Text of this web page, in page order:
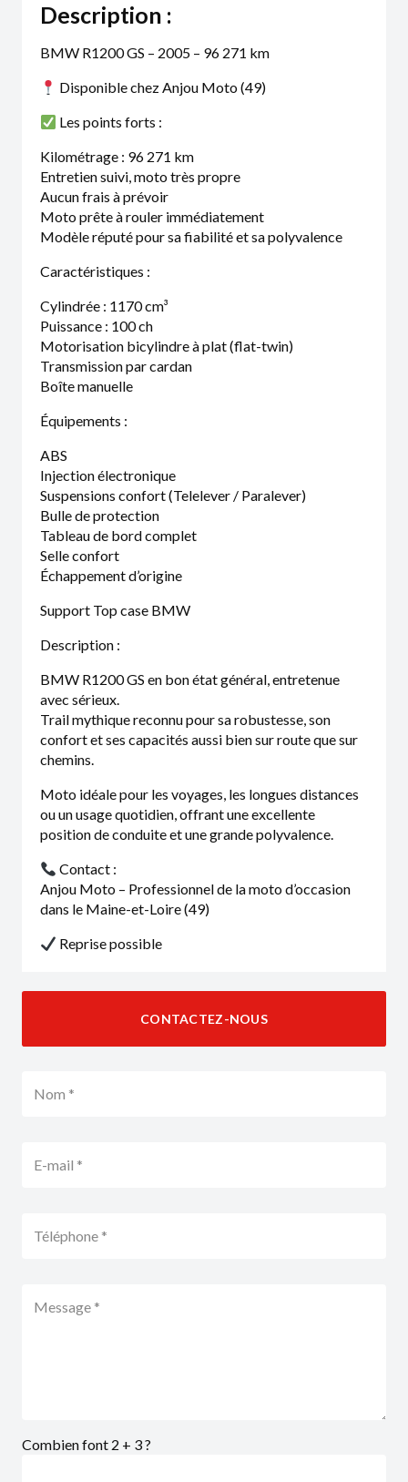
Description :
BMW R1200 GS – 2005 – 96 271 km
Disponible chez Anjou Moto (49)
Les points forts :
Kilométrage : 96 271 km
Entretien suivi, moto très propre
Aucun frais à prévoir
Moto prête à rouler immédiatement
Modèle réputé pour sa fiabilité et sa polyvalence
Caractéristiques :
Cylindrée : 1170 cm³
Puissance : 100 ch
Motorisation bicylindre à plat (flat-twin)
Transmission par cardan
Boîte manuelle
Équipements :
ABS
Injection électronique
Suspensions confort (Telelever / Paralever)
Bulle de protection
Tableau de bord complet
Selle confort
Échappement d’origine
Support Top case BMW
Description :
BMW R1200 GS en bon état général, entretenue
avec sérieux.
Trail mythique reconnu pour sa robustesse, son
confort et ses capacités aussi bien sur route que sur
chemins.
Moto idéale pour les voyages, les longues distances
ou un usage quotidien, offrant une excellente
position de conduite et une grande polyvalence.
Contact :
Anjou Moto – Professionnel de la moto d’occasion
dans le Maine-et-Loire (49)
Reprise possible
CONTACTEZ-NOUS
Combien font 2 + 3 ?